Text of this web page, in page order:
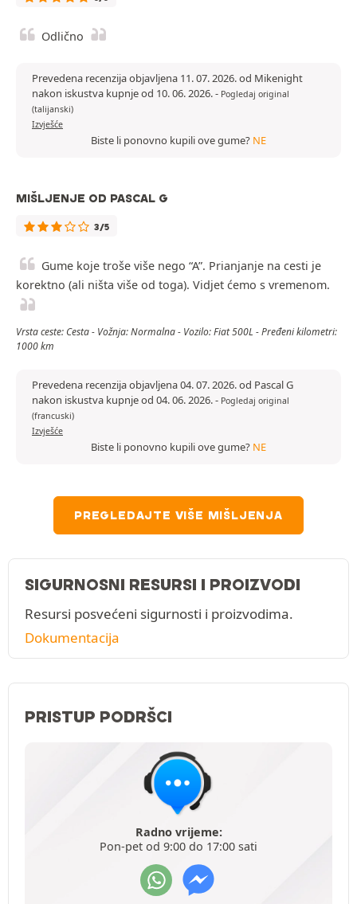
Odlično
Prevedena recenzija objavljena 11. 07. 2026. od Mikenight
nakon iskustva kupnje od 10. 06. 2026.- Pogledaj original
(talijanski)
Izvješće
Biste li ponovno kupili ove gume? NE
MIŠLJENJE OD PASCAL G
3/5
Gume koje troše više nego “A”. Prianjanje na cesti je
korektno (ali ništa više od toga). Vidjet ćemo s vremenom.
Vrsta ceste: Cesta - Vožnja: Normalna - Vozilo: Fiat 500L - Pređeni kilometri:
1000 km
Prevedena recenzija objavljena 04. 07. 2026. od Pascal G
nakon iskustva kupnje od 04. 06. 2026.- Pogledaj original
(francuski)
Izvješće
Biste li ponovno kupili ove gume? NE
PREGLEDAJTE VIŠE MIŠLJENJA
SIGURNOSNI RESURSI I PROIZVODI
Resursi posvećeni sigurnosti i proizvodima.
Dokumentacija
PRISTUP PODRŠCI
Radno vrijeme:
Pon-pet od 9:00 do 17:00 sati